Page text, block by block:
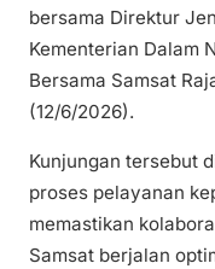
bersama Direktur
Kementerian Dalam
Bersama Samsat
(12/6/2026).
Kunjungan tersebut
proses pelayanan
memastikan
Samsat berjalan